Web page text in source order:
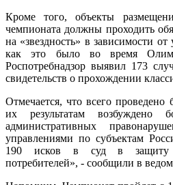
Кроме того, объекты
чемпионата должны проходить
на «звездность» в зависимости
как это было во время
Роспотребнадзор выявил 173
свидетельств о прохождении
Отмечается, что всего
их результатам
административных
управлениями по субъектам
190 исков в суд в защиту
потребителей», - сообщили в